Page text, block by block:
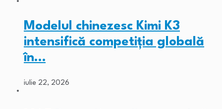
Modelul chinezesc Kimi K3
intensifică competiția globală
în…
iulie 22, 2026